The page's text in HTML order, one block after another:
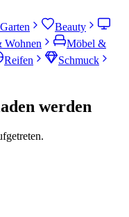
Beauty
Wohnen
Möbel &
Reifen
Schmuck
werden